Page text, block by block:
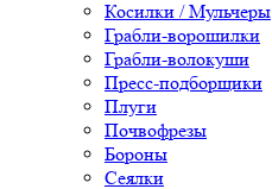
Косилки / Мульчеры
Грабли-ворошилки
Грабли-волокуши
Пресс-подборщики
Плуги
Почвофрезы
Бороны
Сеялки